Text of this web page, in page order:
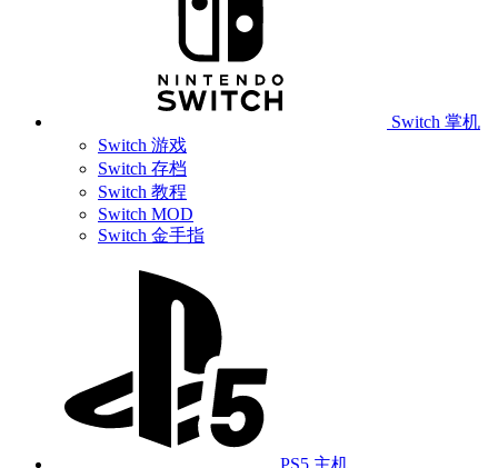
Switch 掌机
Switch 游戏
Switch 存档
Switch 教程
Switch MOD
Switch 金手指